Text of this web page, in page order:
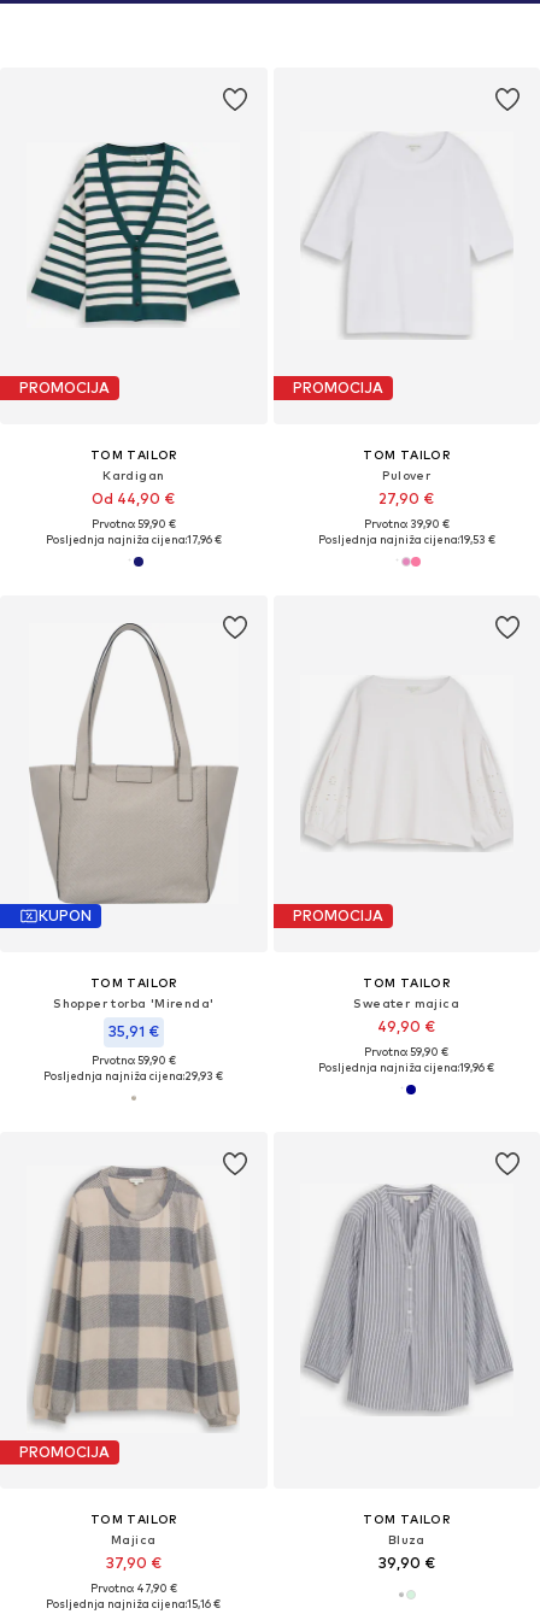
PROMOCIJA
TOM TAILOR
Kardigan
Od 44,90 €
Prvotno: 59,90 €
Posljednja najniža cijena:17,96 €
PROMOCIJA
TOM TAILOR
Pulover
27,90 €
Prvotno: 39,90 €
Posljednja najniža cijena:19,53 €
KUPON
TOM TAILOR
Shopper torba 'Mirenda'
35,91 €
Prvotno: 59,90 €
Posljednja najniža cijena:29,93 €
PROMOCIJA
TOM TAILOR
Sweater majica
49,90 €
Prvotno: 59,90 €
Posljednja najniža cijena:19,96 €
PROMOCIJA
TOM TAILOR
Majica
37,90 €
Prvotno: 47,90 €
Posljednja najniža cijena:15,16 €
TOM TAILOR
Bluza
39,90 €